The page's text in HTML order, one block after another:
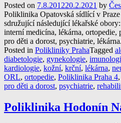
Posted on 7.8.201220.2.2021 by
Poliklinika Opatovská sídlící v
sdružující následující lékařské
interní medicína, lékárna,
pro děti a dorost, psychiatrie,
Posted in Polikliniky PrahaTagged
diabetologie, gynekologie,
kardiologie, kožní, krční, lékárna,
ORL, ortopedie, Poliklinika Praha 4,
pro děti a dorost, psychiatrie,
Poliklinika Hodonín